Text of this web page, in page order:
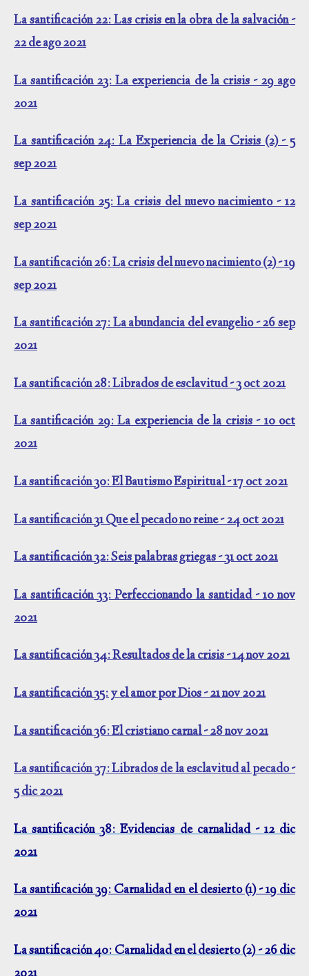
La santificación 22: Las crisis en la obra de la salvación -
22 de ago 2021
La santificación 23: La experiencia de la crisis - 29 ago
2021
La santificación 24: La Experiencia de la Crisis (2) - 5
sep 2021
La santificación 25: La crisis del nuevo nacimiento - 12
sep 2021
La santificación 26: La crisis del nuevo nacimiento (2) - 19
sep 2021
La santificación 27: La abundancia del evangelio - 26 sep
2021
La santificación 28: Librados de esclavitud - 3 oct 2021
La santificación 29: La experiencia de la crisis - 10 oct
2021
La santificación 30: El Bautismo Espiritual - 17 oct 2021
La santificación 31 Que el pecado no reine - 24 oct 2021
La santificación 32: Seis palabras griegas - 31 oct 2021
La santificación 33: Perfeccionando la santidad - 10 nov
2021
La santificación 34: Resultados de la crisis - 14 nov 2021
La santificación 35: y el amor por Dios - 21 nov 2021
La santificación 36: El cristiano carnal - 28 nov 2021
La santificación 37: Librados de la esclavitud al pecado -
5 dic 2021
La santificación 38: Evidencias de carnalidad - 12 dic
2021
La santificación 39: Carnalidad en el desierto (1) - 19 dic
2021
La santificación 40: Carnalidad en el desierto (2) - 26 dic